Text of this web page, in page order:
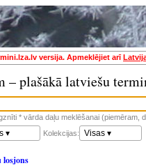
versija. Apmeklējiet arī
– plašākā latviešu
* vārda daļu meklēšanai (piemēram,
▾ Kolekcijas: Visas ▾
losjons